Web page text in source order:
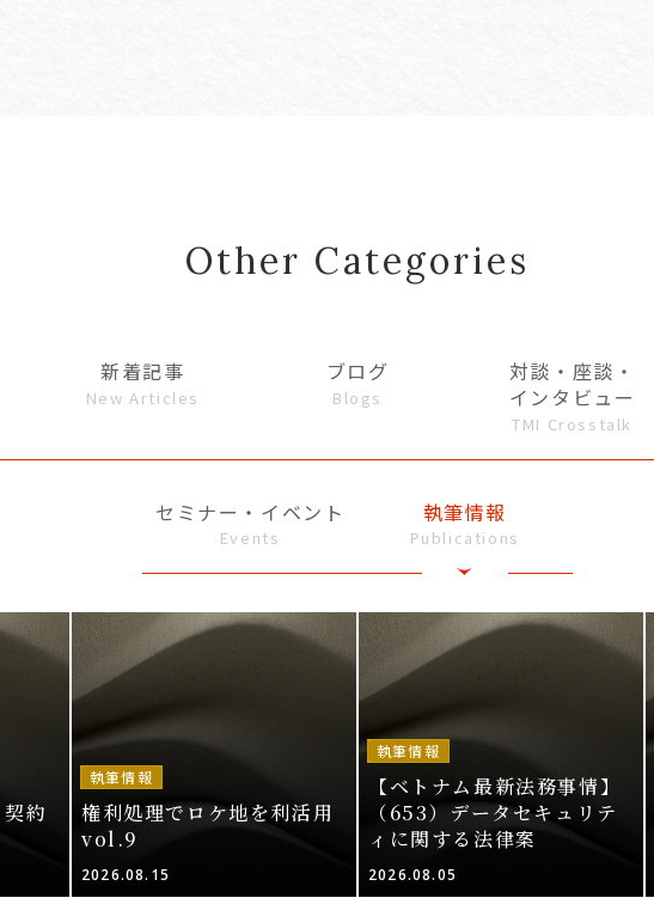
Other Categories
新着記事
New Articles
ブログ
Blogs
対談・座談・
インタビュー
TMI Crosstalk
セミナー・イベント
Events
執筆情報
Publications
約
執筆情報
権利処理でロケ地を利活用
vol.9
2026.08.15
執筆情報
【ベトナム最新法務事情】
（653）データセキュリテ
ィに関する法律案
2026.08.05